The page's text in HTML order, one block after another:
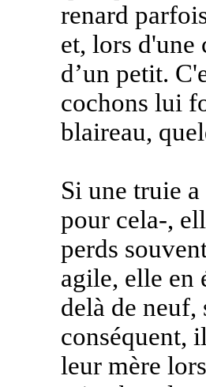
renard
et, lors d'une
d’un petit.
cochons lui
blaireau,
Si une truie
pour cela-,
perds
agile, elle en
delà de neuf,
conséquent,
leur mère